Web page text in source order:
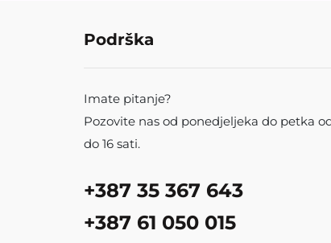
Podrška
Imate pitanje?
Pozovite nas od ponedjeljeka do petka
do 16 sati.
+387 35 367 643
+387 61 050 015